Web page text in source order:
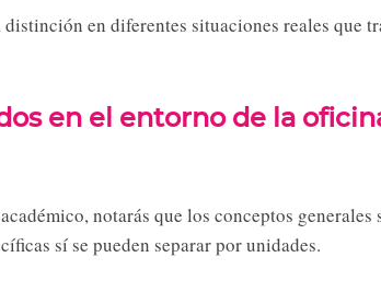
distinción en diferentes situaciones reales que
en el entorno de la
notarás que los conceptos generales
sí se pueden separar por unidades.